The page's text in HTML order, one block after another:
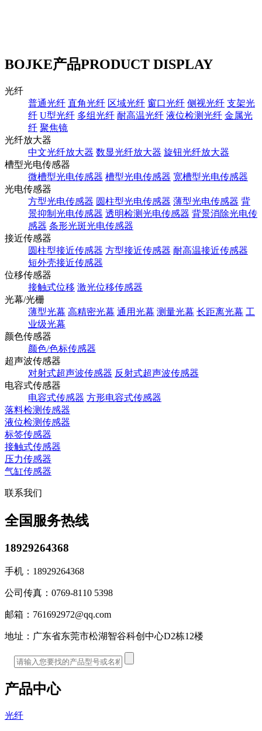
BOJKE产品PRODUCT DISPLAY
光纤
普通光纤 直角光纤 区域光纤 窗口光纤 侧视光纤 支架光
纤 U型光纤 多组光纤 耐高温光纤 液位检测光纤 金属光
纤 聚焦镜
光纤放大器
中文光纤放大器 数显光纤放大器 旋钮光纤放大器
槽型光电传感器
微槽型光电传感器 槽型光电传感器 宽槽型光电传感器
光电传感器
方型光电传感器 圆柱型光电传感器 薄型光电传感器 背
景抑制光电传感器 透明检测光电传感器 背景消除光电传
感器 条形光斑光电传感器
接近传感器
圆柱型接近传感器 方型接近传感器 耐高温接近传感器
短外壳接近传感器
位移传感器
接触式位移 激光位移传感器
光幕/光栅
薄型光幕 高精密光幕 通用光幕 测量光幕 长距离光幕 工
业级光幕
颜色传感器
颜色/色标传感器
超声波传感器
对射式超声波传感器 反射式超声波传感器
电容式传感器
电容式传感器 方形电容式传感器
落料检测传感器
液位检测传感器
标签传感器
接触式传感器
压力传感器
气缸传感器
联系我们
全国服务热线
18929264368
手机： 18929264368
公司传真： 0769-8110 5398
邮箱： 761692972@qq.com
地址： 广东省东莞市松湖智谷科创中心D2栋12楼
产品中心
光纤